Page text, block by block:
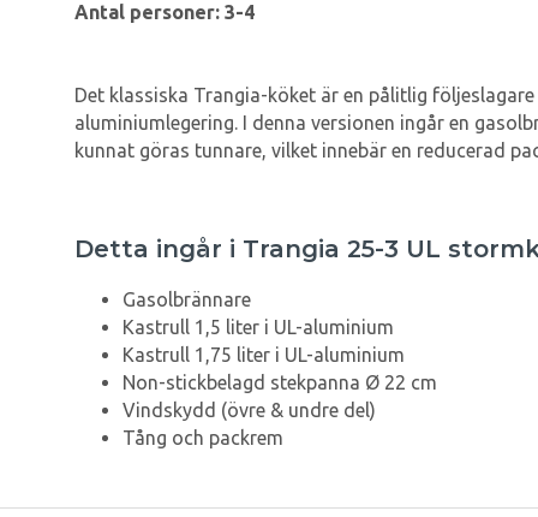
Antal personer: 3-4
Det klassiska Trangia-köket är en pålitlig
aluminiumlegering. I denna versionen ingår en
kunnat göras tunnare, vilket innebär en reducerad
Detta ingår i Trangia 25-3 UL
Gasolbrännare
Kastrull 1,5 liter i UL-aluminium
Kastrull 1,75 liter i UL-aluminium
Non-stickbelagd stekpanna Ø 22 cm
Vindskydd (övre & undre del)
Tång och packrem